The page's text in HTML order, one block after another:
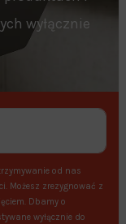
wyłącznie
od nas
Możesz zrezygnować z
Dbamy o
wyłącznie do